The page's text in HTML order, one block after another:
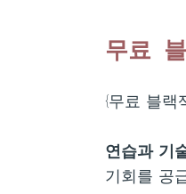
무료
{무료 블랙
연습과 기
기회를 공